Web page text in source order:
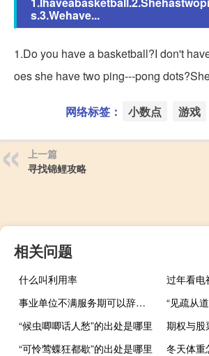
s.3.Wehave...
1.Do you have a basketball?I don't
oes she have two ping---pong dots?She
网络标签： 小数点 游戏
上一篇
寻找锦鲤攻略
相关问题
什么叫利用率
过年看电
事业单位不满服务期可以辞职吗?
“见疏从
“候虫唧唧话人愁”的出处是哪里
期权与股
“可怜莺蝶狂都歇”的出处是哪里
冬天体重